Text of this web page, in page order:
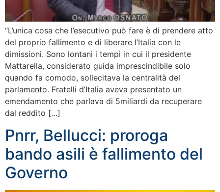
“L’unica cosa che l’esecutivo può fare è di prendere atto
del proprio fallimento e di liberare l’Italia con le
dimissioni. Sono lontani i tempi in cui il presidente
Mattarella, considerato guida imprescindibile solo
quando fa comodo, sollecitava la centralità del
parlamento. Fratelli d’Italia aveva presentato un
emendamento che parlava di 5miliardi da recuperare
dal reddito […]
Pnrr, Bellucci: proroga
bando asili è fallimento del
Governo